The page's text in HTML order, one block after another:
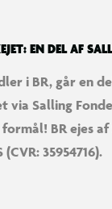
EN DEL AF
i BR, går en
via Salling
BR ejes af
35954716).